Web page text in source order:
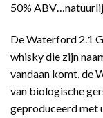
50%
De Waterford 2.1
whisky die zijn
vandaan komt, de
van biologische
geproduceerd met